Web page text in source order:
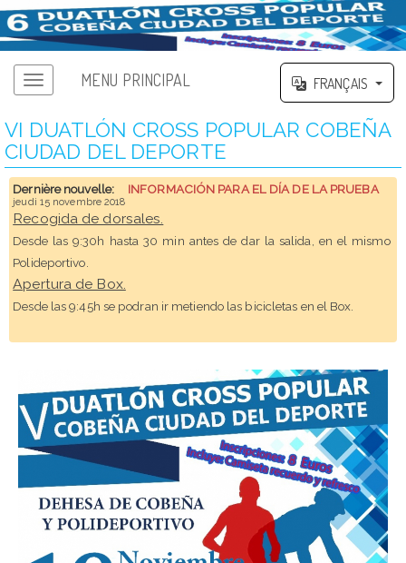
MENU PRINCIPAL FRANÇAIS
VI DUATLÓN CROSS POPULAR COBEÑA
CIUDAD DEL DEPORTE
Dernière nouvelle: INFORMACIÓN PARA EL DÍA DE LA PRUEBA
jeudi 15 novembre 2018
Recogida de dorsales.
Desde las 9:30h hasta 30 min antes de dar la salida, en el mismo
Polideportivo.
Apertura de Box.
Desde las 9:45h se podran ir metiendo las bicicletas en el Box.